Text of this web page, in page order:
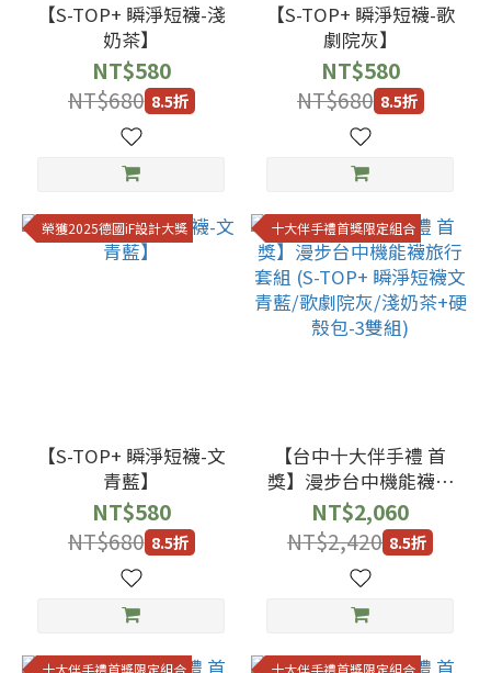
【S-TOP+ 瞬淨短襪-淺
奶茶】
NT$580
NT$680 8.5折
【S-TOP+ 瞬淨短襪-歌
劇院灰】
NT$580
NT$680 8.5折
榮獲2025德國iF設計大獎
【S-TOP+ 瞬淨短襪-文
青藍】
NT$580
NT$680 8.5折
十大伴手禮首獎限定組合
【台中十大伴手禮 首
獎】漫步台中機能襪旅
行套組 (S-TOP+ 瞬淨短
襪文青藍/歌劇院灰/淺
奶茶+硬殼包-3雙組)
NT$2,060
NT$2,420 8.5折
十大伴手禮首獎限定組合 十大伴手禮首獎限定組合